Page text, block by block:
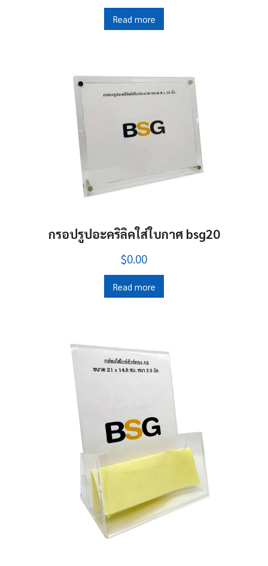
Read more
กรอปรูปอะคริลิคใส่ใบกาศ bsg20
$0.00
Read more